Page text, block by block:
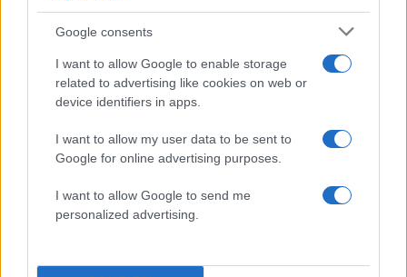
Google consents
I want to allow Google to enable storage
related to advertising like cookies on web or
device identifiers in apps.
I want to allow my user data to be sent to
Google for online advertising purposes.
I want to allow Google to send me
personalized advertising.
Φέτος, «ταξιδεύει» σε πέντε μεγάλες πόλεις της
Ελλάδας. Η αρχή έγινε από τη Θεσσαλονίκη, στις
αρχές Μαρτίου, στα αγαπημένα all day café και
bars, Chilai και Olympion, ενώ επόμενη στάση
ήταν η Αθήνα με τα iconicστέκια της πόλης Line